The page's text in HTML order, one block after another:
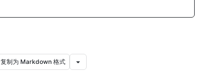
复制为 Markdown 格式